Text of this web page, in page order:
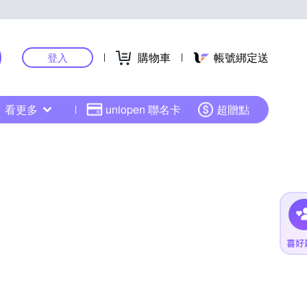
登入 購物車 帳號綁定送
看更多 uniopen 聯名卡 超贈點